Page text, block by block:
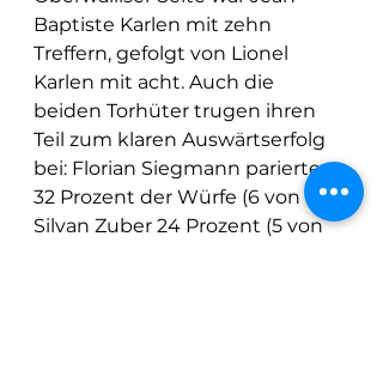
Baptiste Karlen mit zehn
Treffern, gefolgt von Lionel
Karlen mit acht. Auch die
beiden Torhüter trugen ihren
Teil zum klaren Auswärtserfolg
bei: Florian Siegmann parierte
32 Prozent der Würfe (6 von 19),
Silvan Zuber 24 Prozent (5 von